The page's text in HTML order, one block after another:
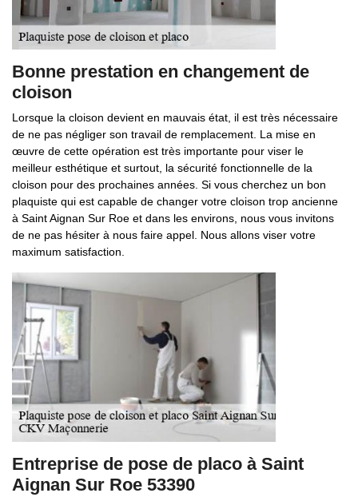
Bonne prestation en changement de
cloison
Lorsque la cloison devient en mauvais état, il est très nécessaire
de ne pas négliger son travail de remplacement. La mise en
œuvre de cette opération est très importante pour viser le
meilleur esthétique et surtout, la sécurité fonctionnelle de la
cloison pour des prochaines années. Si vous cherchez un bon
plaquiste qui est capable de changer votre cloison trop ancienne
à Saint Aignan Sur Roe et dans les environs, nous vous invitons
de ne pas hésiter à nous faire appel. Nous allons viser votre
maximum satisfaction.
Entreprise de pose de placo à Saint
Aignan Sur Roe 53390